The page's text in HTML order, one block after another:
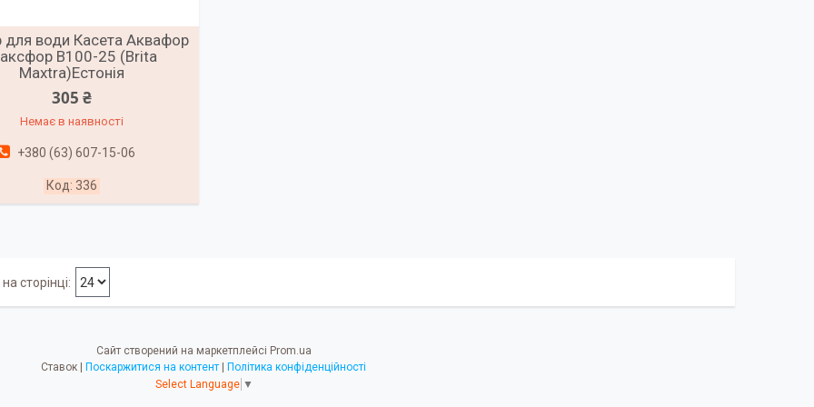
для води Касета Аквафор
В100-25 (Brita
Мaxtra)Естонія
305 ₴
Немає в наявності
+380 (63) 607-15-06
336
Сайт створений на маркетплейсі Prom.ua
Поскаржитися на контент
Політика конфіденційності
Select Language ▼